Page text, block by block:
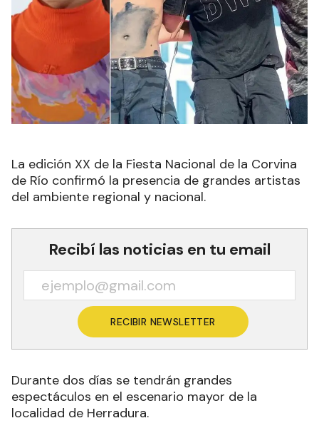
La edición XX de la Fiesta Nacional de la Corvina
de Río confirmó la presencia de grandes artistas
del ambiente regional y nacional.
Recibí las noticias en tu email
RECIBIR NEWSLETTER
Durante dos días se tendrán grandes
espectáculos en el escenario mayor de la
localidad de Herradura.